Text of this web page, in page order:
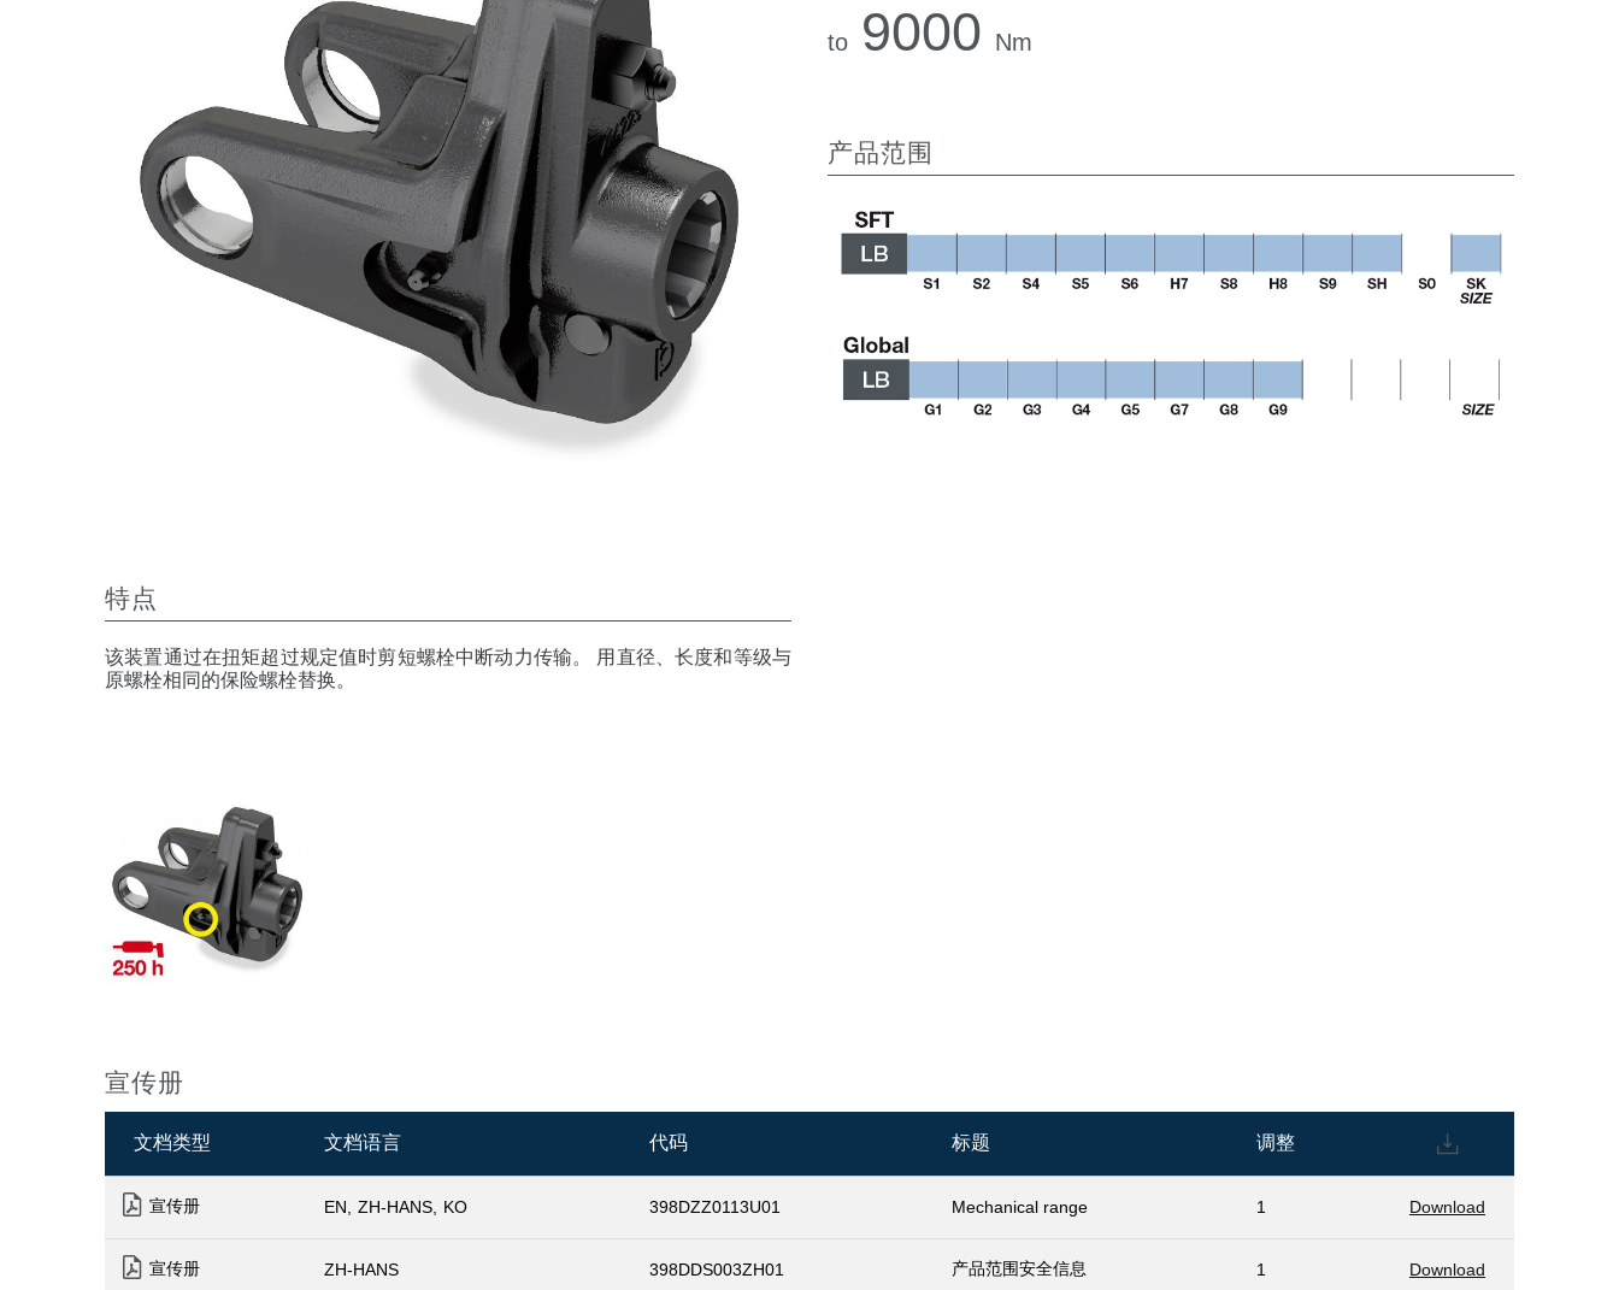
to 9000 Nm
产品范围
特点
该装置通过在扭矩超过规定值时剪短螺栓中断动力传输。 用直径、长度和等级与
原螺栓相同的保险螺栓替换。
宣传册
文档类型 文档语言 代码 标题 调整
宣传册 EN ZH-HANS KO 398DZZ0113U01 Mechanical range 1 Download
宣传册 ZH-HANS 398DDS003ZH01 产品范围安全信息 1 Download